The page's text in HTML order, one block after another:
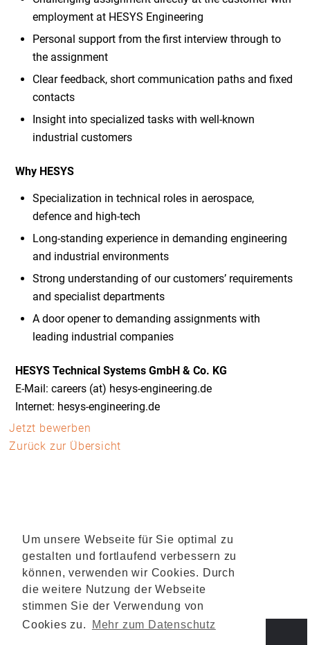
Um unsere Webseite für Sie optimal zu
gestalten und fortlaufend verbessern zu
können, verwenden wir Cookies. Durch
die weitere Nutzung der Webseite
stimmen Sie der Verwendung von
Cookies zu.
Mehr zum Datenschutz
employment at HESYS Engineering
Personal support from the first interview through to
the assignment
Clear feedback, short communication paths and fixed
contacts
Insight into specialized tasks with well-known
industrial customers
Why HESYS
Specialization in technical roles in aerospace,
defence and high-tech
Long-standing experience in demanding engineering
and industrial environments
Strong understanding of our customers’ requirements
and specialist departments
A door opener to demanding assignments with
leading industrial companies
HESYS Technical Systems GmbH & Co. KG
E-Mail: careers (at) hesys-engineering.de
Internet: hesys-engineering.de
Jetzt bewerben
Zurück zur Übersicht